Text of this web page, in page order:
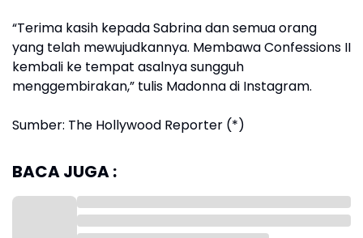
“Terima kasih kepada Sabrina dan semua orang
yang telah mewujudkannya. Membawa Confessions II
kembali ke tempat asalnya sungguh
menggembirakan,” tulis Madonna di Instagram.
Sumber: The Hollywood Reporter (*)
BACA JUGA :